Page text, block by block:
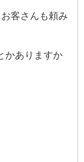
客さんも頼み
かありますか